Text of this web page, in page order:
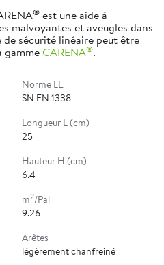
® est une aide à
malvoyantes et aveugles dans
sécurité linéaire peut être
gammeCARENA®.
Norme LE
SN EN 1338
Longueur L (cm)
25
Hauteur H (cm)
6.4
m2/Pal
9.26
Arêtes
légèrement chanfreiné